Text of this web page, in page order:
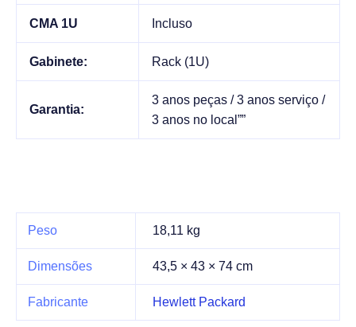
CMA 1U Incluso
Gabinete: Rack (1U)
Garantia:
3 anos peças / 3 anos serviço /
3 anos no local””
Peso 18,11 kg
Dimensões 43,5 × 43 × 74 cm
Fabricante Hewlett Packard